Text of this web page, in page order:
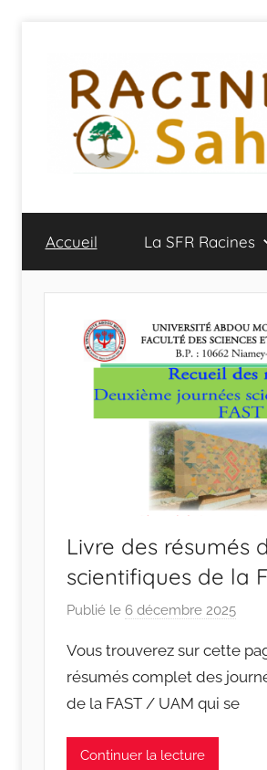
contenu
Accueil La SFR Racines
Livre des résumés
scientifiques de la
Publié le 6 décembre 2025
r
r
a
Vous trouverez sur cette
résumés complet des
de la FAST / UAM qui se
Continuer la lecture